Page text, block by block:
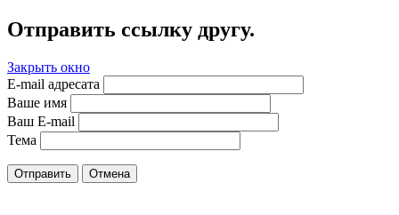
Отправить ссылку другу.
Закрыть окно
E-mail адресата
Ваше имя
Ваш E-mail
Тема
Отправить Отмена